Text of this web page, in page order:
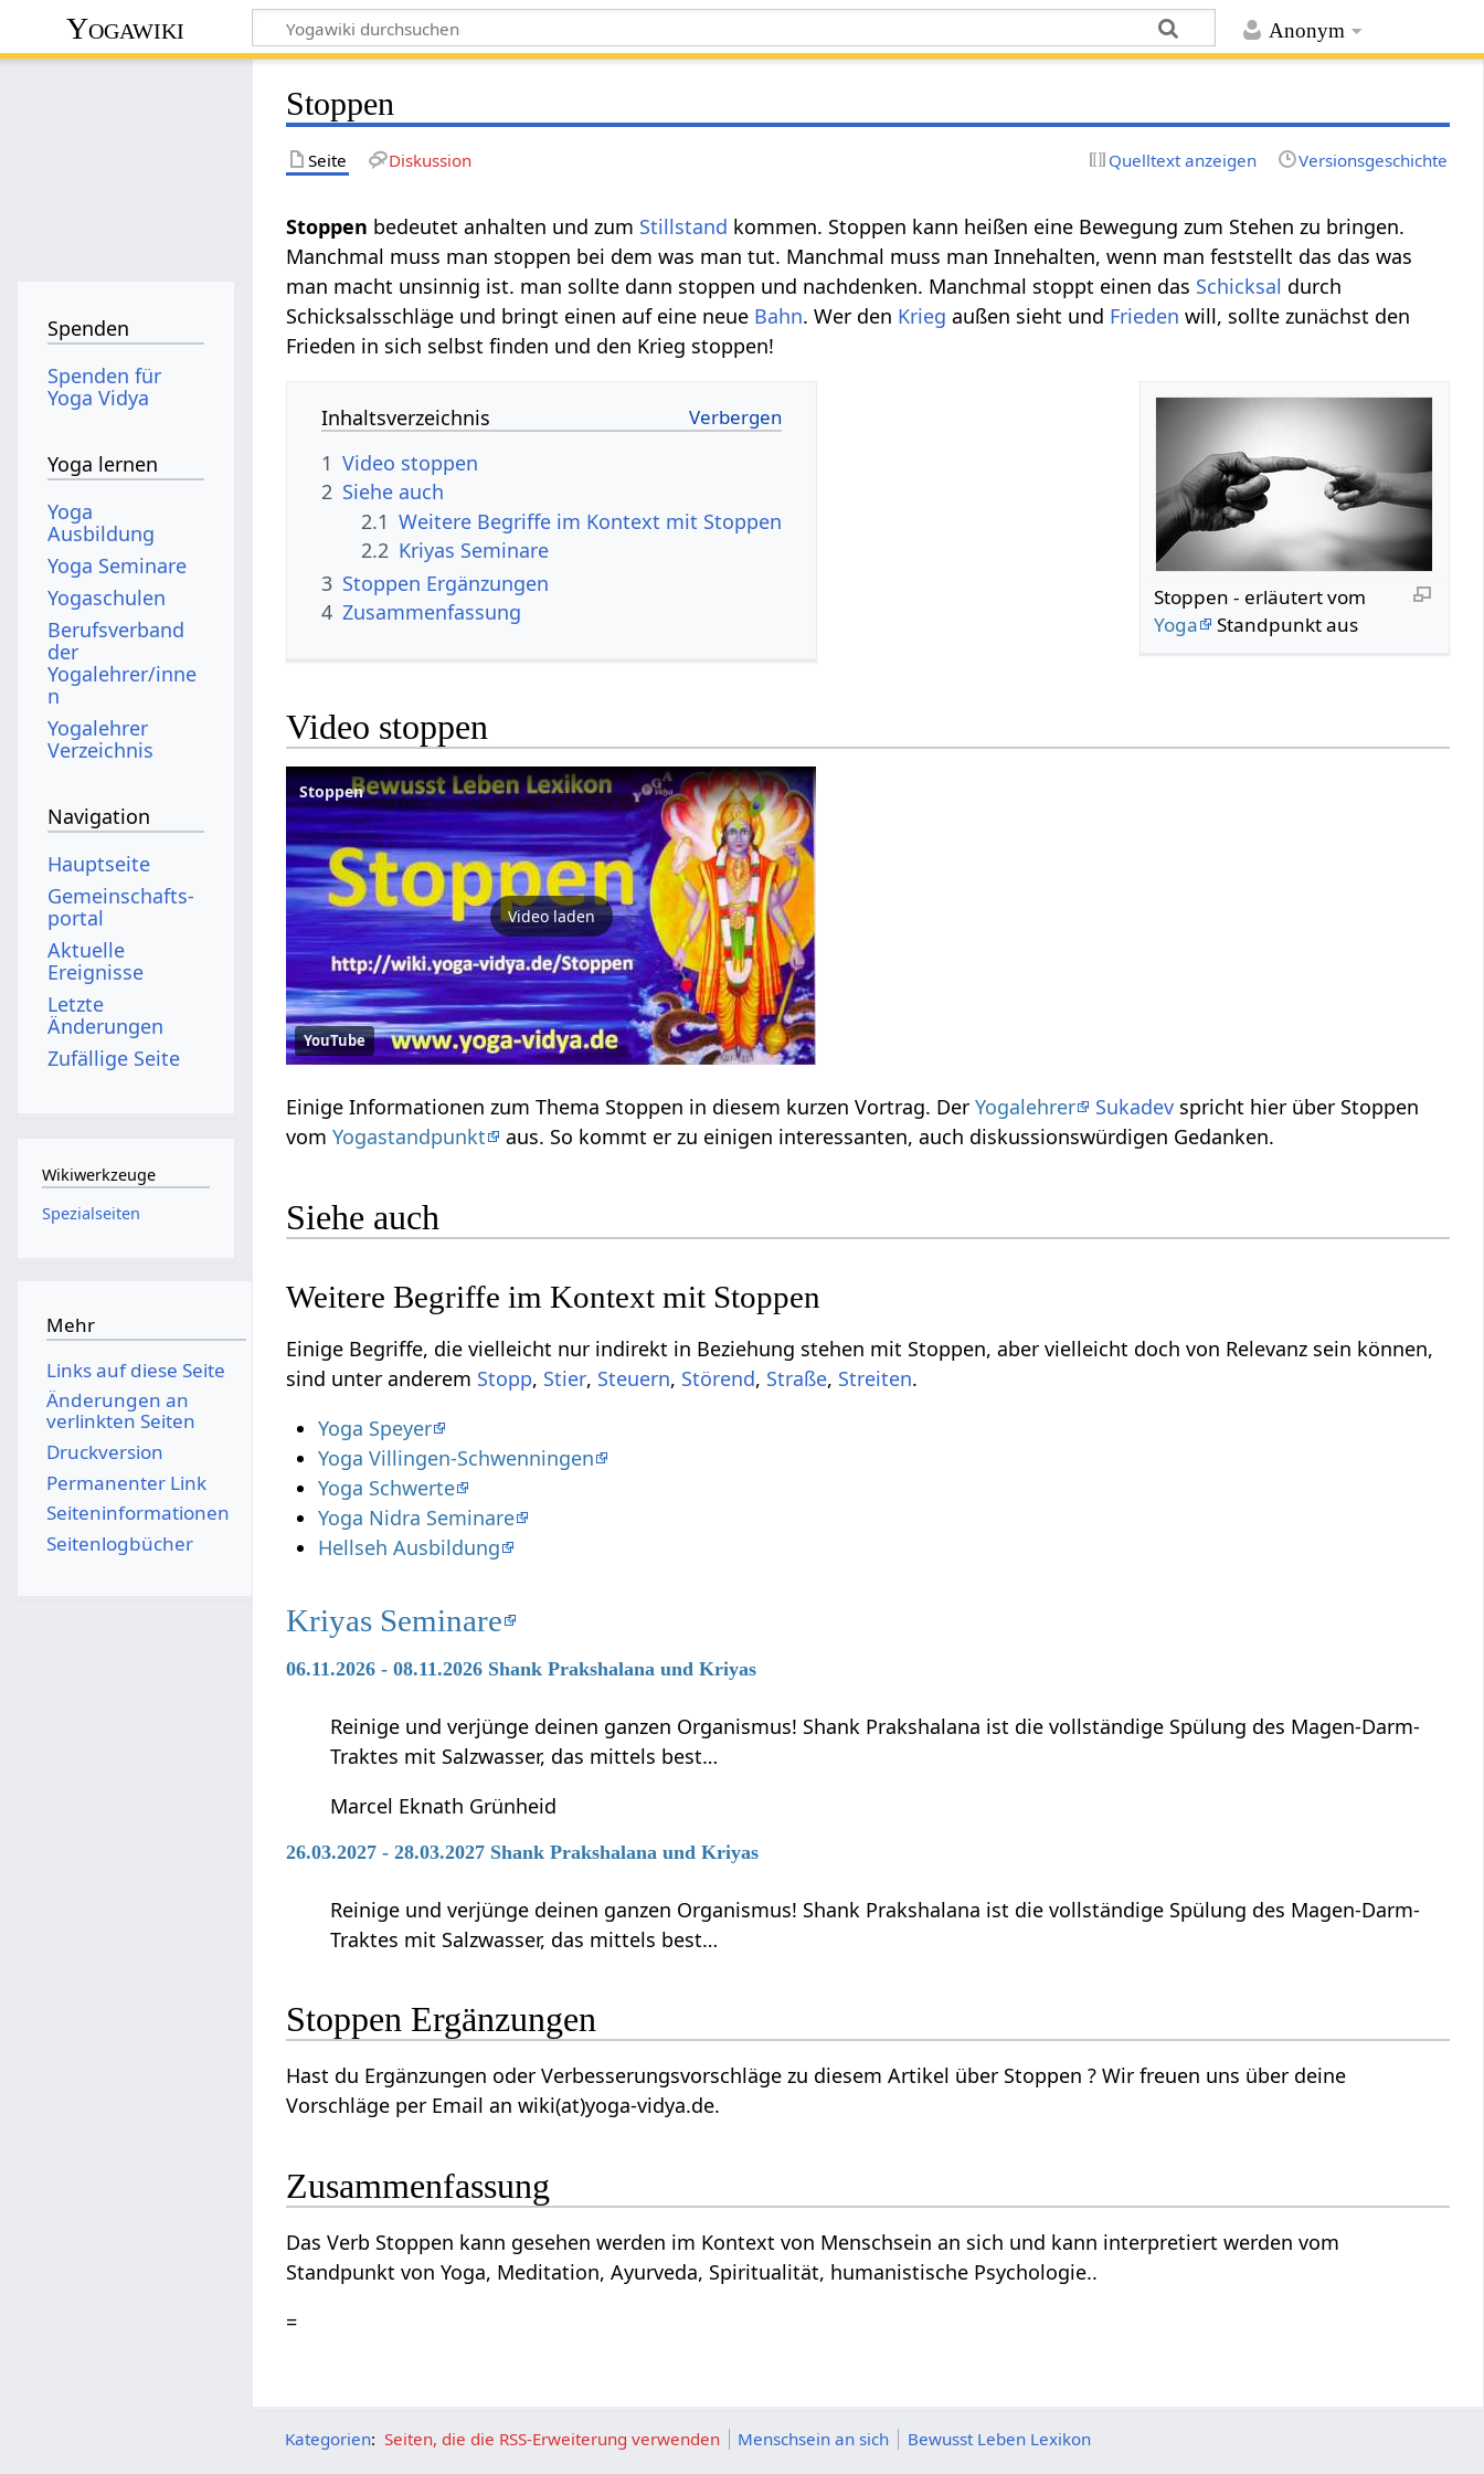
Anonym
Yogawiki
Stoppen
Seite Diskussion Quelltext anzeigen Versionsgeschichte
bedeutet anhalten und zum Stillstand kommen. Stoppen kann heißen eine Bewegung zum Stehen zu bringen.
Manchmal muss man stoppen bei dem was man tut. Manchmal muss man Innehalten, wenn man feststellt das das was
man macht unsinnig ist. man sollte dann stoppen und nachdenken. Manchmal stoppt einen das Schicksal durch
Schicksalsschläge und bringt einen auf eine neue Bahn. Wer den Krieg außen sieht und Frieden will, sollte zunächst den
Frieden in sich selbst finden und den Krieg stoppen!
Stoppen‏‎ - erläutert vom
Yoga
Standpunkt aus
Inhaltsverzeichnis
1 Video stoppen
2 Siehe auch
2.1
2.2 Kriyas Seminare
3
Stoppen‏‎ Ergänzungen
4 Zusammenfassung
Video stoppen
Stoppen
Video laden
YouTube
Einige Informationen zum Thema Stoppen‏‎ in diesem kurzen Vortrag. DerYogalehrer Sukadev spricht hier über Stoppen‏‎
vomYogastandpunkt aus. So kommt er zu einigen interessanten, auch diskussionswürdigen Gedanken.
Siehe auch
Einige Begriffe, die vielleicht nur indirekt in Beziehung stehen mit Stoppen‏‎, aber vielleicht doch von Relevanz sein können,
sind unter anderem
, , , , ,
.
Yoga Speyer
Yoga Villingen-Schwenningen
Yoga Schwerte
Yoga Nidra Seminare
Hellseh Ausbildung
Kriyas Seminare
06.11.2026 - 08.11.2026 Shank Prakshalana und Kriyas
Reinige und verjünge deinen ganzen Organismus! Shank Prakshalana ist die vollständige Spülung des Magen-Darm-
Traktes mit Salzwasser, das mittels best…
Marcel Eknath Grünheid
26.03.2027 - 28.03.2027 Shank Prakshalana und Kriyas
Reinige und verjünge deinen ganzen Organismus! Shank Prakshalana ist die vollständige Spülung des Magen-Darm-
Traktes mit Salzwasser, das mittels best…
Stoppen‏‎ Ergänzungen
Hast du Ergänzungen oder Verbesserungsvorschläge zu diesem Artikel über Stoppen‏‎ ? Wir freuen uns über deine
Vorschläge per Email an wiki(at)yoga-vidya.de.
Zusammenfassung
Das Verb Stoppen‏‎ kann gesehen werden im Kontext von Menschsein an sich und kann interpretiert werden vom
Standpunkt von Yoga, Meditation, Ayurveda, Spiritualität, humanistische Psychologie..
=
Kategorien: Seiten, die die RSS-Erweiterung verwenden Menschsein an sich Bewusst Leben Lexikon
Spenden
Spenden für
Yoga Vidya
Yoga lernen
Yoga
Ausbildung
Yoga Seminare
Yogaschulen
Berufsverband
der
Yogalehrer/inne
n
Yogalehrer
Verzeichnis
Navigation
Hauptseite
Gemeinschafts­
portal
Aktuelle
Ereignisse
Letzte
Änderungen
Zufällige Seite
Wikiwerkzeuge
Spezialseiten
Mehr
Links auf diese Seite
Änderungen an
verlinkten Seiten
Druckversion
Permanenter Link
Seiten­­informationen
Seitenlogbücher